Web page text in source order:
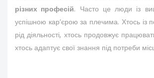
різних професій. Часто це люди із
успішною кар’єрою за плечима. Хтось із
рід діяльності, хтось продовжує
хтось адаптує свої знання під потреби